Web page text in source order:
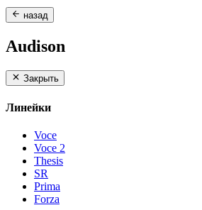
назад
Audison
Закрыть
Линейки
Voce
Voce 2
Thesis
SR
Prima
Forza